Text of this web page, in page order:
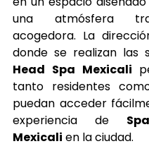
una atmósfera
acogedora. La
Head Spa Mexicali
tanto residentes
puedan acceder
experiencia de
Mexicali en la ciudad.